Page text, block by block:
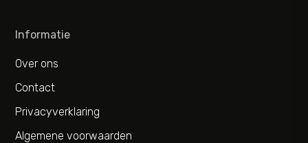
Informatie
Over ons
Contact
Privacyverklaring
Algemene voorwaarden